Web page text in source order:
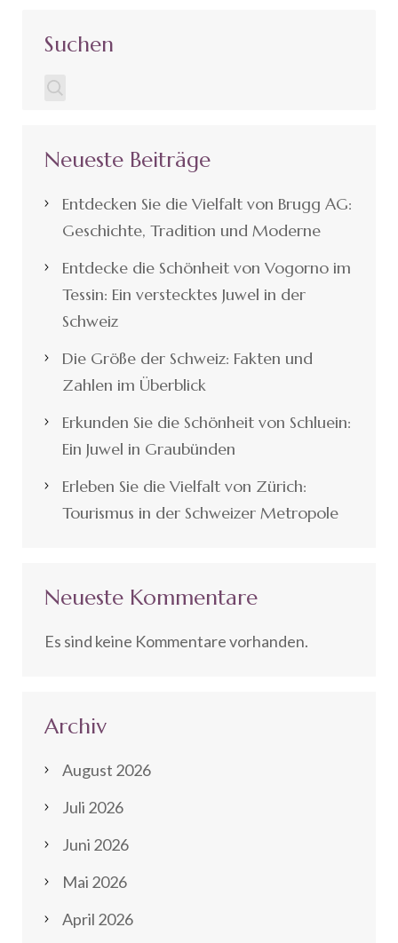
Suchen
Neueste Beiträge
Entdecken Sie die Vielfalt von Brugg AG:
Geschichte, Tradition und Moderne
Entdecke die Schönheit von Vogorno im
Tessin: Ein verstecktes Juwel in der
Schweiz
Die Größe der Schweiz: Fakten und
Zahlen im Überblick
Erkunden Sie die Schönheit von Schluein:
Ein Juwel in Graubünden
Erleben Sie die Vielfalt von Zürich:
Tourismus in der Schweizer Metropole
Neueste Kommentare
Es sind keine Kommentare vorhanden.
Archiv
August 2026
Juli 2026
Juni 2026
Mai 2026
April 2026